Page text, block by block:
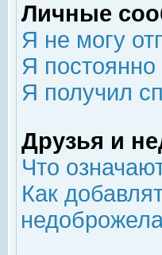
Личные
Я не могу
Я
Я получил
Друзья и
Что
Как